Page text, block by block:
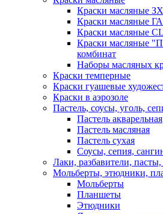
Краски масляные
Краски масляные
Краски масляные
Краски масляные
комбинат
Наборы масляных
Краски темперные
Краски гуашевые
Краски в аэрозоле
Пастель, соусы, уголь,
Пастель акварельная
Пастель масляная
Пастель сухая
Соусы, сепия,
Лаки, разбавители,
Мольберты, этюдники,
Мольберты
Планшеты
Этюдники